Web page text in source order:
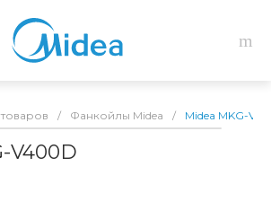
/ Фанкойлы Midea / Midea MKG-
V400D